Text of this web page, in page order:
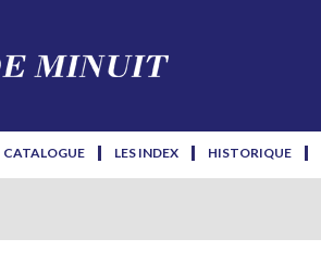
CATALOGUE LES INDEX HISTORIQUE